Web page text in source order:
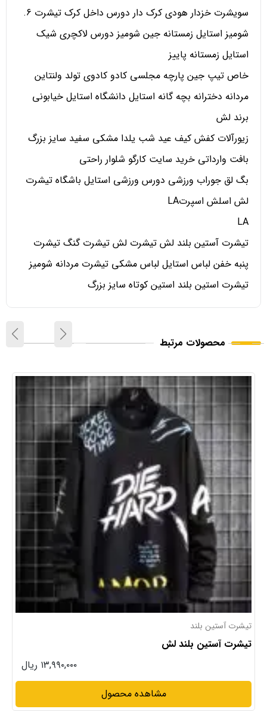
سویشرت خزدار هودی کرک دار دورس داخل کرک تیشرت 6.
شومیز استایل زمستانه جین شومیز دورس لاکچری شیک
استایل زمستانه پاییز
خاص تیپ جین پارچه مجلسی کادو کادوی تولد ولنتاین
مردانه دخترانه بچه گانه استایل دانشگاه استایل خیابونی
برند لش
زیورآلات کفش کیف عید شب یلدا مشکی سفید سایز بزرگ
بافت وارداتی خرید سایت کارگو شلوار راحتی
بگ لق جوراب ورزشی دورس ورزشی استایل باشگاه تیشرت
لش اسلش اسپرتLA
LA
تیشرت آستین بلند لش تیشرت لش تیشرت گنگ تیشرت
پنبه خفن لباس استایل لباس مشکی تیشرت مردانه شومیز
تیشرت استین بلند استین کوتاه سایز بزرگ
محصولات مرتبط
تیشرت آستین بلند
تیشرت آستین بلند لش
۱۳,۹۹۰,۰۰۰ ریال
مشاهده محصول